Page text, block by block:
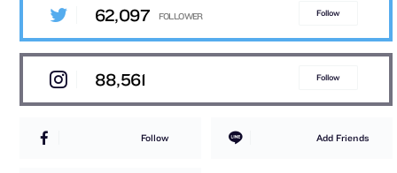
62,097 Follow
88,561 Follow
Follow Add Friends